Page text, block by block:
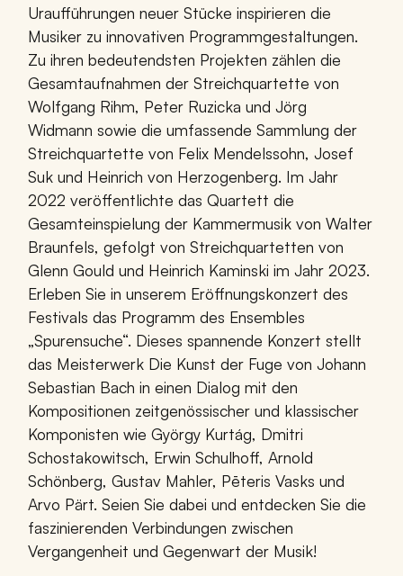
Uraufführungen neuer Stücke inspirieren die
Musiker zu innovativen Programmgestaltungen.
Zu ihren bedeutendsten Projekten zählen die
Gesamtaufnahmen der Streichquartette von
Wolfgang Rihm, Peter Ruzicka und Jörg
Widmann sowie die umfassende Sammlung der
Streichquartette von Felix Mendelssohn, Josef
Suk und Heinrich von Herzogenberg. Im Jahr
2022 veröffentlichte das Quartett die
Gesamteinspielung der Kammermusik von Walter
Braunfels, gefolgt von Streichquartetten von
Glenn Gould und Heinrich Kaminski im Jahr 2023.
Erleben Sie in unserem Eröffnungskonzert des
Festivals das Programm des Ensembles
„Spurensuche“. Dieses spannende Konzert stellt
das Meisterwerk Die Kunst der Fuge von Johann
Sebastian Bach in einen Dialog mit den
Kompositionen zeitgenössischer und klassischer
Komponisten wie György Kurtág, Dmitri
Schostakowitsch, Erwin Schulhoff, Arnold
Schönberg, Gustav Mahler, Pēteris Vasks und
Arvo Pärt. Seien Sie dabei und entdecken Sie die
faszinierenden Verbindungen zwischen
Vergangenheit und Gegenwart der Musik!